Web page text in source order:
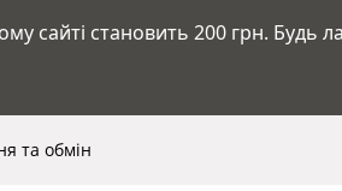
сайті становить 200 грн. Будь
та обмін